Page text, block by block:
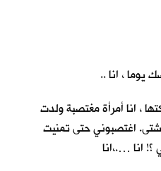
يوما ، انا ..
، انا أمرأة مغتصبة ولدت
اغتصبوني حتى تمنيت
؟! انا ….،انا